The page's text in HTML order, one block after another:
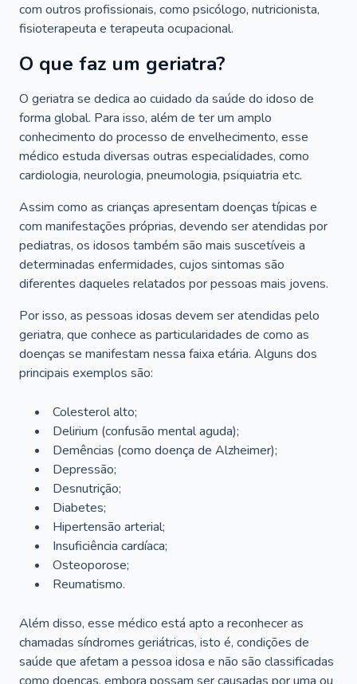
com outros profissionais, como psicólogo, nutricionista,
fisioterapeuta e terapeuta ocupacional.
O que faz um geriatra?
O geriatra se dedica ao cuidado da saúde do idoso de
forma global. Para isso, além de ter um amplo
conhecimento do processo de envelhecimento, esse
médico estuda diversas outras especialidades, como
cardiologia, neurologia, pneumologia, psiquiatria etc.
Assim como as crianças apresentam doenças típicas e
com manifestações próprias, devendo ser atendidas por
pediatras, os idosos também são mais suscetíveis a
determinadas enfermidades, cujos sintomas são
diferentes daqueles relatados por pessoas mais jovens.
Por isso, as pessoas idosas devem ser atendidas pelo
geriatra, que conhece as particularidades de como as
doenças se manifestam nessa faixa etária. Alguns dos
principais exemplos são:
Colesterol alto;
Delirium (confusão mental aguda);
Demências (como doença de Alzheimer);
Depressão;
Desnutrição;
Diabetes;
Hipertensão arterial;
Insuficiência cardíaca;
Osteoporose;
Reumatismo.
Além disso, esse médico está apto a reconhecer as
chamadas síndromes geriátricas, isto é, condições de
saúde que afetam a pessoa idosa e não são classificadas